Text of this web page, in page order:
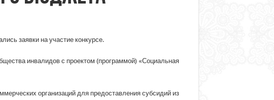
заявки на участие конкурсе.
инвалидов с проектом (программой) «Социальная
организаций для предоставления субсидий из